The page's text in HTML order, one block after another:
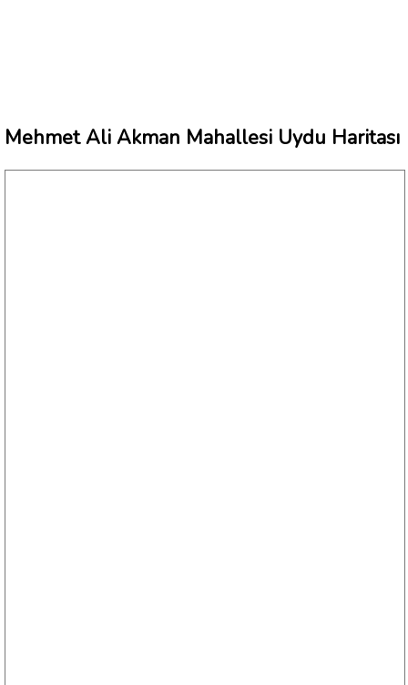
Mehmet Ali Akman Mahallesi Uydu Haritası